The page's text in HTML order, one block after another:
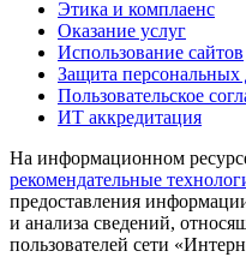
Этика и комплаенс
Оказание услуг
Использование сайтов
Защита
Пользовательское
ИТ аккредитация
На информационном
рекомендательные
предоставления
и анализа сведений,
пользователей сети